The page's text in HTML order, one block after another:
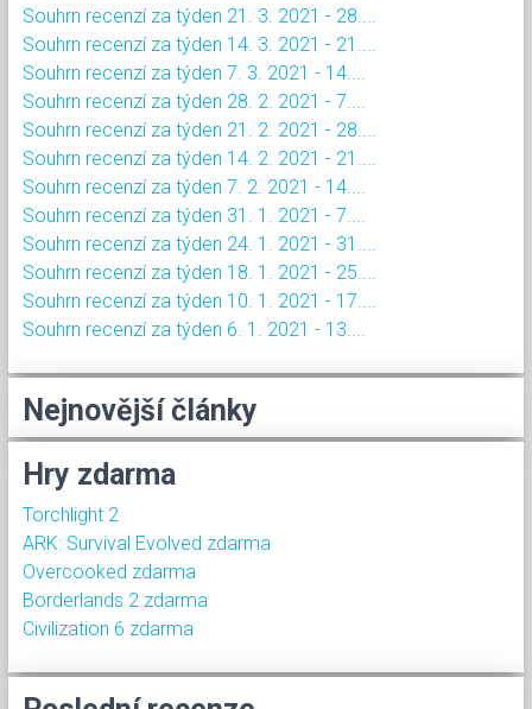
Souhrn recenzí za týden 21. 3. 2021 - 28....
Souhrn recenzí za týden 14. 3. 2021 - 21....
Souhrn recenzí za týden 7. 3. 2021 - 14....
Souhrn recenzí za týden 28. 2. 2021 - 7....
Souhrn recenzí za týden 21. 2. 2021 - 28....
Souhrn recenzí za týden 14. 2. 2021 - 21....
Souhrn recenzí za týden 7. 2. 2021 - 14....
Souhrn recenzí za týden 31. 1. 2021 - 7....
Souhrn recenzí za týden 24. 1. 2021 - 31....
Souhrn recenzí za týden 18. 1. 2021 - 25....
Souhrn recenzí za týden 10. 1. 2021 - 17....
Souhrn recenzí za týden 6. 1. 2021 - 13....
Nejnovější články
Hry zdarma
Torchlight 2
ARK: Survival Evolved zdarma
Overcooked zdarma
Borderlands 2 zdarma
Civilization 6 zdarma